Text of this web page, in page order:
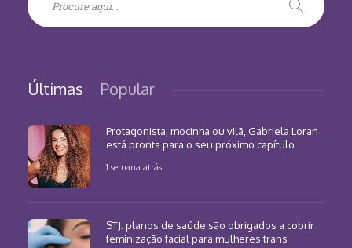
Últimas Popular
Protagonista, mocinha ou vilã, Gabriela Loran
está pronta para o seu próximo capítulo
1 semana atrás
STJ: planos de saúde são obrigados a cobrir
feminização facial para mulheres trans